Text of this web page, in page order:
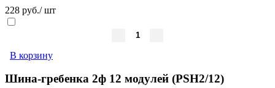
228 руб./ шт
В корзину
Шина-гребенка 2ф 12 модулей (PSH2/12)